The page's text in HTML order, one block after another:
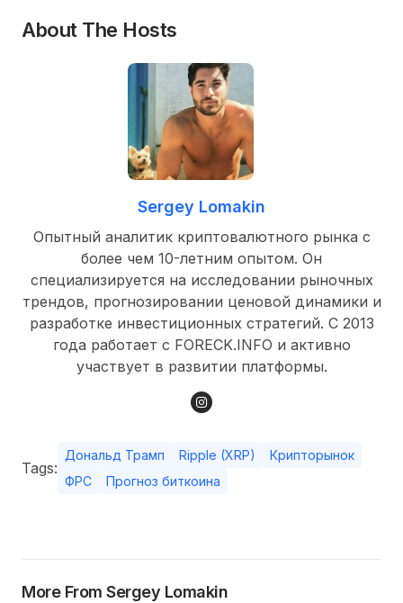
About The Hosts
Sergey Lomakin
Опытный аналитик криптовалютного рынка с
более чем 10-летним опытом. Он
специализируется на исследовании рыночных
трендов, прогнозировании ценовой динамики и
разработке инвестиционных стратегий. С 2013
года работает с FORECK.INFO и активно
участвует в развитии платформы.
Tags:
Дональд Трамп Ripple (XRP)
Крипторынок
ФРС
Прогноз биткоина
More From Sergey Lomakin